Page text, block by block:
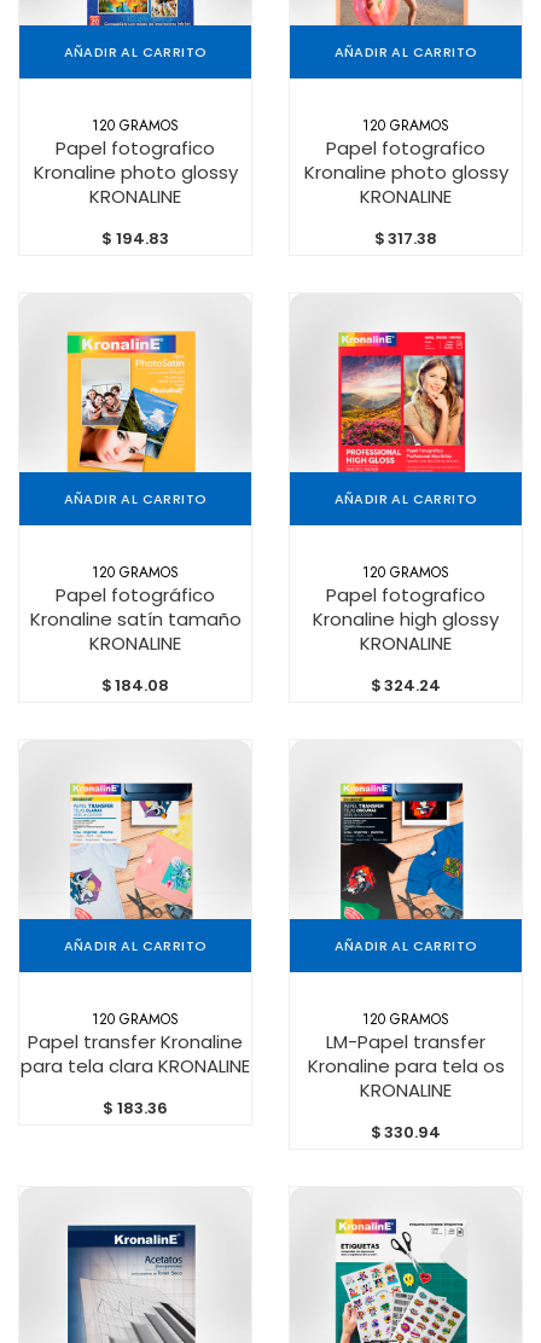
AÑADIR AL CARRITO
120 GRAMOS
Papel fotografico
Kronaline photo glossy
KRONALINE
$ 194.83
AÑADIR AL CARRITO
120 GRAMOS
Papel fotografico
Kronaline photo glossy
KRONALINE
$317.38
AÑADIR AL CARRITO
120 GRAMOS
Papel fotográfico
Kronaline satín tamaño
KRONALINE
$184.08
AÑADIR AL CARRITO
120 GRAMOS
Papel fotografico
Kronaline high glossy
KRONALINE
$324.24
AÑADIR AL CARRITO
120 GRAMOS
Papel transfer Kronaline
para tela clara KRONALINE
$ 183.36
AÑADIR AL CARRITO
120 GRAMOS
LM-Papel transfer
Kronaline para tela os
KRONALINE
$330.94